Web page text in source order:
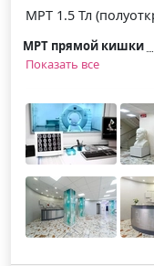
МРТ 1.5 Тл
МРТ прямой кишки
Показать все